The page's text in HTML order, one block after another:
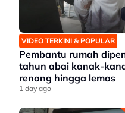
VIDEO TERKINI & POPULAR
Pembantu rumah
tahun abai kanak-
renang hingga lemas
1 day ago